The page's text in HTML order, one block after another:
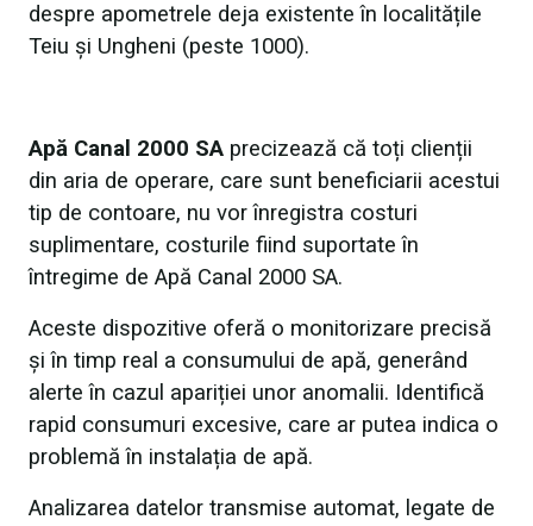
despre apometrele deja existente în localitățile
Teiu și Ungheni (peste 1000).
Apă Canal 2000 SA precizează că toți clienții
din aria de operare, care sunt beneficiarii acestui
tip de contoare, nu vor înregistra costuri
suplimentare, costurile fiind suportate în
întregime de Apă Canal 2000 SA.
Aceste dispozitive oferă o monitorizare precisă
și în timp real a consumului de apă, generând
alerte în cazul apariției unor anomalii. Identifică
rapid consumuri excesive, care ar putea indica o
problemă în instalația de apă.
Analizarea datelor transmise automat, legate de